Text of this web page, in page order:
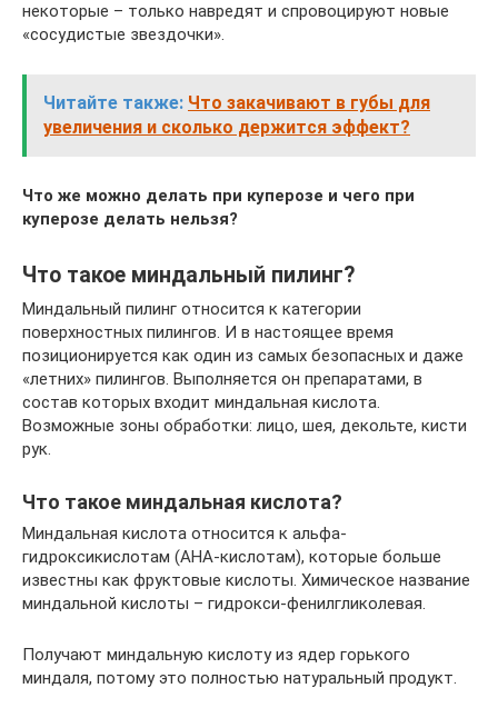
некоторые – только навредят и спровоцируют новые
«сосудистые звездочки».
Читайте также: Что закачивают в губы для
увеличения и сколько держится эффект?
Что же можно делать при куперозе и чего при
куперозе делать нельзя?
Что такое миндальный пилинг?
Миндальный пилинг относится к категории
поверхностных пилингов. И в настоящее время
позиционируется как один из самых безопасных и даже
«летних» пилингов. Выполняется он препаратами, в
состав которых входит миндальная кислота.
Возможные зоны обработки: лицо, шея, декольте, кисти
рук.
Что такое миндальная кислота?
Миндальная кислота относится к альфа-
гидроксикислотам (АНА-кислотам), которые больше
известны как фруктовые кислоты. Химическое название
миндальной кислоты – гидрокси-фенилгликолевая.
Получают миндальную кислоту из ядер горького
миндаля, потому это полностью натуральный продукт.